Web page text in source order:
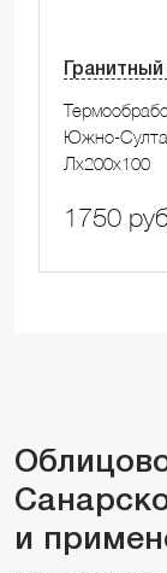
Южно-
Лx200x100
1750
и